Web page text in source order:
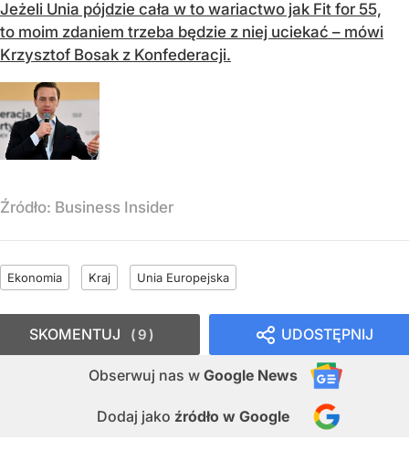
Jeżeli Unia pójdzie cała w to wariactwo jak Fit for 55,
to moim zdaniem trzeba będzie z niej uciekać – mówi
Krzysztof Bosak z Konfederacji.
Źródło: Business Insider
Ekonomia Kraj Unia Europejska
UDOSTĘPNIJ
Obserwuj nas w Google News
Dodaj jako źródło w Google
SKOMENTUJ 9